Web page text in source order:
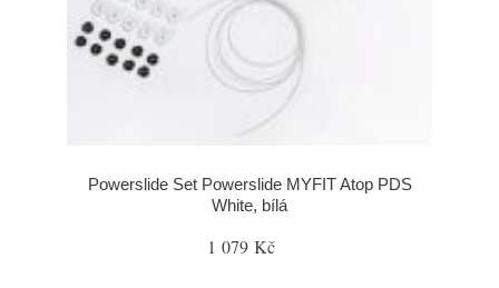
Powerslide Set Powerslide MYFIT Atop PDS
White, bílá
1 079 Kč